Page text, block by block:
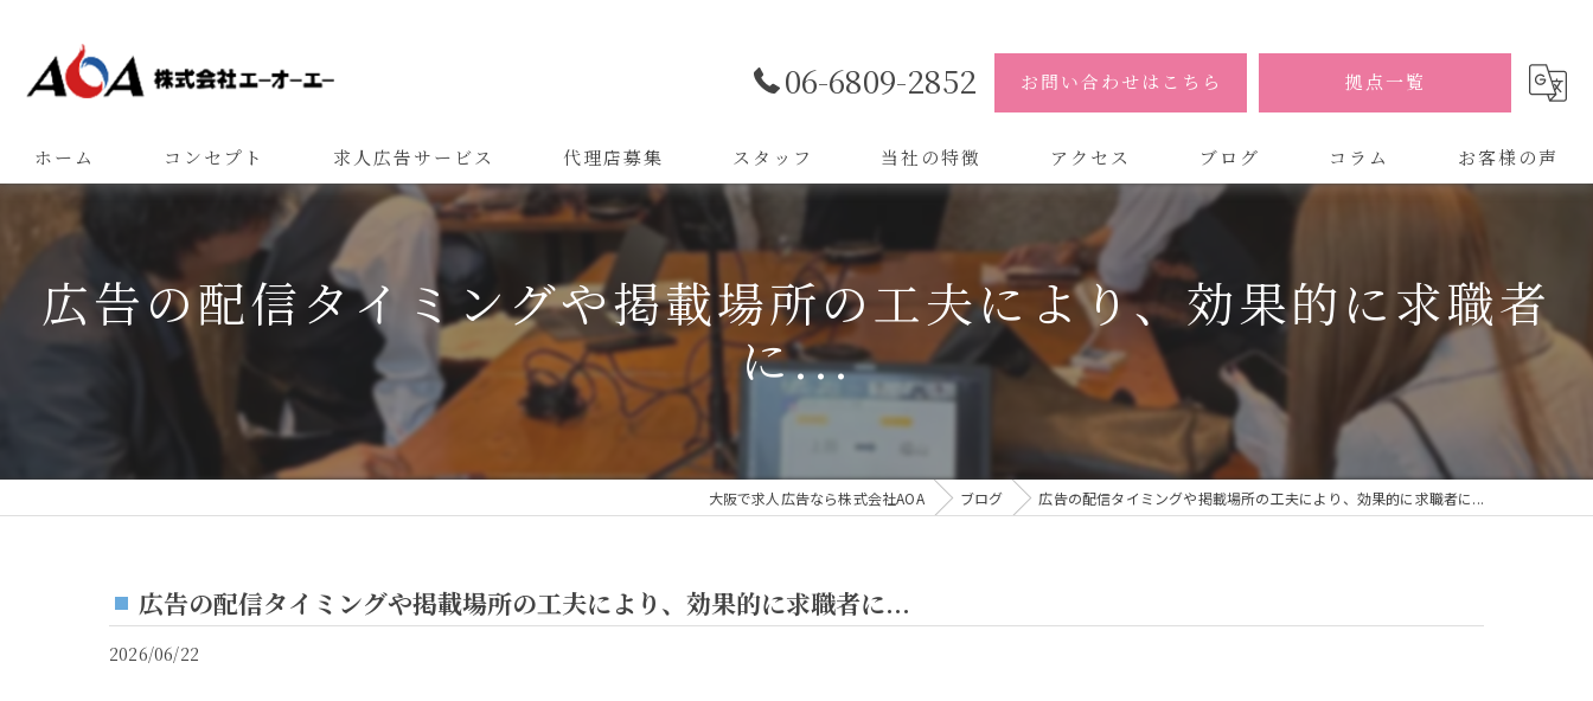
06-6809-2852 お問い合わせはこちら 拠点一覧
ホーム コンセプト 求人広告サービス 代理店募集 スタッフ 当社の特徴
制作
バイトル
会社
デザイン
アクセス
株式会社AOA
株式会社AOA 東京 渋谷オフィス
株式会社AOA 南森町オフィス
ブログ コラム お客様の声
広告の配信タイミングや掲載場所の工夫により、効果的に求職者
に...
大阪で求人広告なら株式会社AOA ブログ 広告の配信タイミングや掲載場所の工夫により、効果的に求職者に...
広告の配信タイミングや掲載場所の工夫により、効果的に求職者に...
2026/06/22